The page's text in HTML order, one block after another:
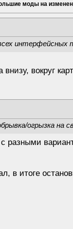
моды на
интерфейсных
вокруг
огрызка на
разными
в итоге